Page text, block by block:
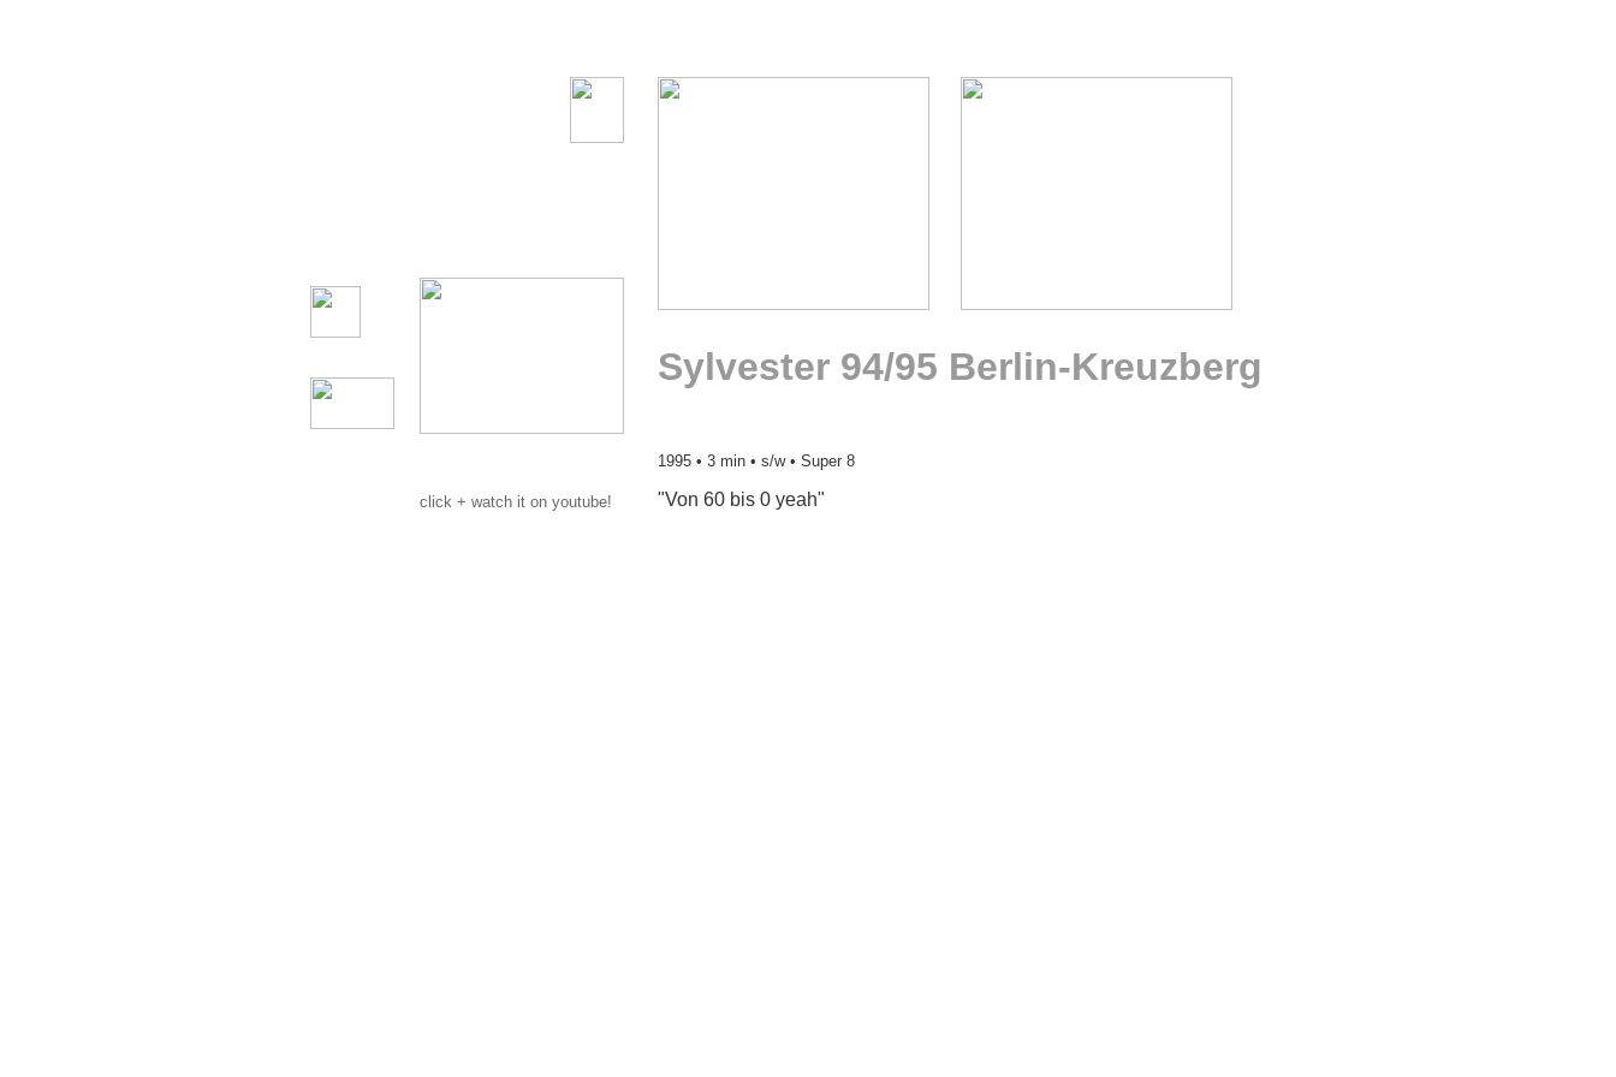
Sylvester 94/95 Berlin-Kreuzberg
1995 • 3 min • s/w • Super 8
"Von 60 bis 0 yeah"
click + watch it on youtube!